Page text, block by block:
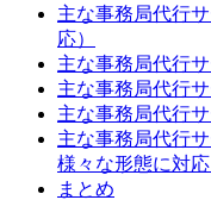
主な事務局代行
応）
主な事務局代行
主な事務局代行
主な事務局代行
主な事務局代行
様々な形態に対応
まとめ